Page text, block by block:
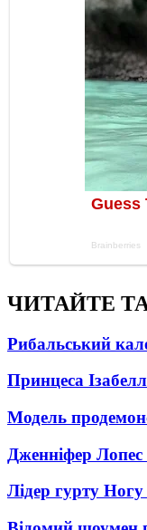
ЧИТАЙТЕ
Рибальський
Принцеса
Модель
Дженніфер Лопес
Лідер гурту Ногу